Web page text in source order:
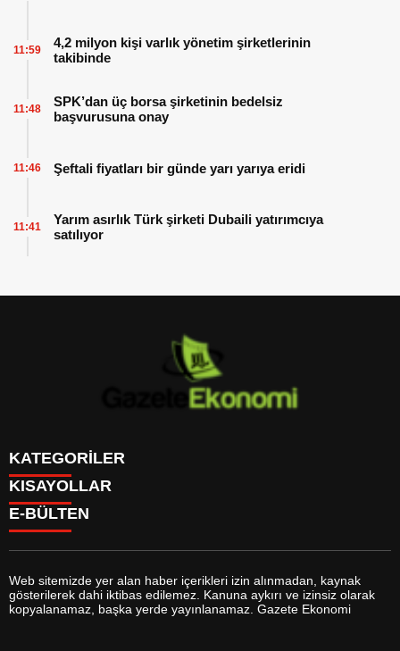
4,2 milyon kişi varlık yönetim şirketlerinin
takibinde
11:59
SPK’dan üç borsa şirketinin bedelsiz
başvurusuna onay
11:48
Şeftali fiyatları bir günde yarı yarıya eridi
11:46
Yarım asırlık Türk şirketi Dubaili yatırımcıya
satılıyor
11:41
KATEGORİLER
GÜNDEM
DÜNYA
SİYASET
MAGAZİN
SAĞLIK
EĞİTİM
YAŞAM
KISAYOLLAR
BURÇLAR
FİKSTÜR
FİRMA EKLE
FİRMA REHBERİ
E-BÜLTEN
gazeteekonomi.com e-bültenine abone olarak, tarafınıza haber,
Web sitemizde yer alan haber içerikleri izin alınmadan, kaynak
gösterilerek dahi iktibas edilemez. Kanuna aykırı ve izinsiz olarak
kopyalanamaz, başka yerde yayınlanamaz. Gazete Ekonomi